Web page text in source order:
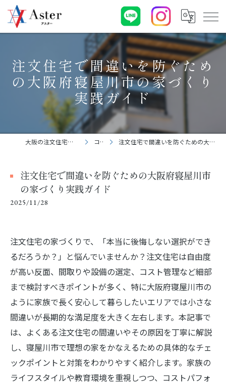
注文住宅で間違いを防ぐため
の大阪府寝屋川市の家づくり
実践ガイド
大阪の注文住宅なら株式会社アスター コラム 注文住宅で間違いを防ぐための大阪府寝屋川市の家づくり実践ガイド
注文住宅で間違いを防ぐための大阪府寝屋川市
の家づくり実践ガイド
2025/11/28
注文住宅の家づくりで、「本当に後悔しない選択ができ
るだろうか？」と悩んでいませんか？注文住宅は自由度
が高い反面、間取りや設備の選定、コスト管理など細部
まで検討すべきポイントが多く、特に大阪府寝屋川市の
ように家族で長く安心して暮らしたいエリアでは小さな
間違いが長期的な満足度を大きく左右します。本記事で
は、よくある注文住宅の間違いやその原因を丁寧に解説
し、寝屋川市で理想の家をかなえるための具体的なチェ
ックポイントと対策をわかりやすく紹介します。家族の
ライフスタイルや教育環境を重視しつつ、コストパフォ